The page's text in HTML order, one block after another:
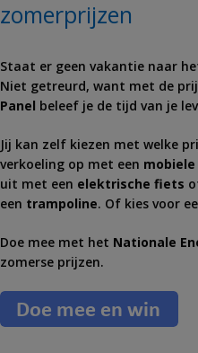
zomerprijzen
Staat er geen vakantie naar
Niet getreurd, want met de
Panel beleef je de tijd van je
Jij kan zelf kiezen met welke
verkoeling op met een
uit met een elektrische fiets
een trampoline. Of kies voor
Doe mee met het Nationale
zomerse prijzen.